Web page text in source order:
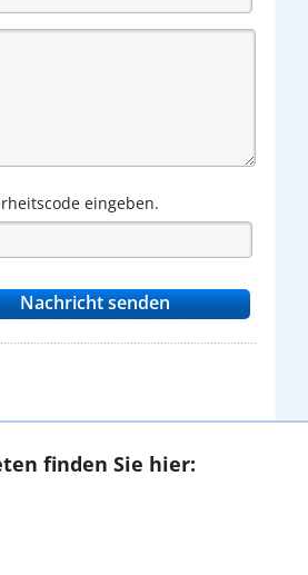
eingeben.
finden Sie hier: